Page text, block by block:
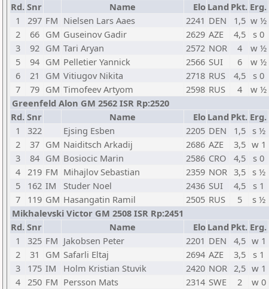
Rd. Snr Name Elo Land Pkt. Erg.
1
297 FM Nielsen Lars Aaes 2241 DEN 1,5 w ½
2
66 GM Guseinov Gadir 2629 AZE 4,5 s 0
3
92 GM Tari Aryan 2572 NOR 4 w ½
5
94 GM Pelletier Yannick 2566 SUI 6 w ½
6
21 GM Vitiugov Nikita 2718 RUS 4,5 s 0
7
79 GM Timofeev Artyom 2598 RUS 4 w ½
Greenfeld Alon GM 2562 ISR Rp:2520
Rd. Snr Name Elo Land Pkt. Erg.
1
322 Ejsing Esben 2205 DEN 1,5 s ½
2
37 GM Naiditsch Arkadij 2686 AZE 3,5 w 1
3
84 GM Bosiocic Marin 2586 CRO 4,5 s 0
4 219 FM Mihajlov Sebastian 2359 NOR 3,5 s ½
5
162 IM Studer Noel 2436 SUI 4,5 s 1
7
119 GM Hasangatin Ramil 2505 RUS 5 s ½
Mikhalevski Victor GM 2508 ISR Rp:2451
Rd. Snr Name Elo Land Pkt. Erg.
1
325 FM Jakobsen Peter 2201 DEN 4,5 w 1
2
31 GM Safarli Eltaj 2694 AZE 3,5 s 1
3
175 IM Holm Kristian Stuvik 2420 NOR 2,5 w 1
4 250 FM Persson Mats 2314 SWE 2 w 0